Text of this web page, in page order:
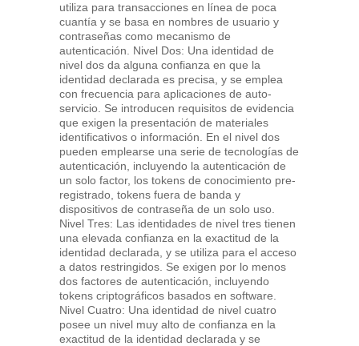
utiliza para transacciones en línea de poca
cuantía y se basa en nombres de usuario y
contraseñas como mecanismo de
autenticación. Nivel Dos: Una identidad de
nivel dos da alguna confianza en que la
identidad declarada es precisa, y se emplea
con frecuencia para aplicaciones de auto-
servicio. Se introducen requisitos de evidencia
que exigen la presentación de materiales
identificativos o información. En el nivel dos
pueden emplearse una serie de tecnologías de
autenticación, incluyendo la autenticación de
un solo factor, los tokens de conocimiento pre-
registrado, tokens fuera de banda y
dispositivos de contraseña de un solo uso.
Nivel Tres: Las identidades de nivel tres tienen
una elevada confianza en la exactitud de la
identidad declarada, y se utiliza para el acceso
a datos restringidos. Se exigen por lo menos
dos factores de autenticación, incluyendo
tokens criptográficos basados en software.
Nivel Cuatro: Una identidad de nivel cuatro
posee un nivel muy alto de confianza en la
exactitud de la identidad declarada y se